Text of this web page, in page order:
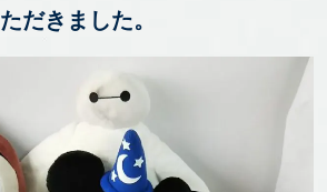
ただきました。